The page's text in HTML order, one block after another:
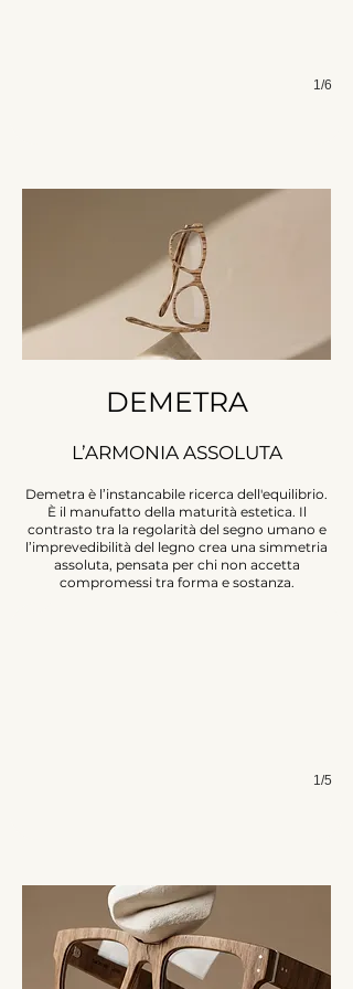
1/6
DEMETRA
L’ARMONIA ASSOLUTA
​Demetra è l’instancabile ricerca dell'equilibrio.
È il manufatto della maturità estetica. Il
contrasto tra la regolarità del segno umano e
l’imprevedibilità del legno crea una simmetria
assoluta, pensata per chi non accetta
compromessi tra forma e sostanza.
Demetra Base
Collezione Inlay
1/5